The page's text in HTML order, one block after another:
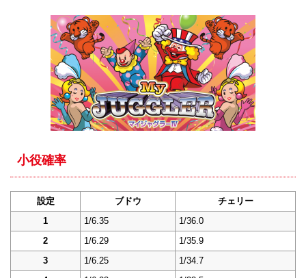
小役確率
設定 ブドウ
チェリー
1
1/6.35
1/36.0
2
1/6.29
1/35.9
3
1/6.25
1/34.7